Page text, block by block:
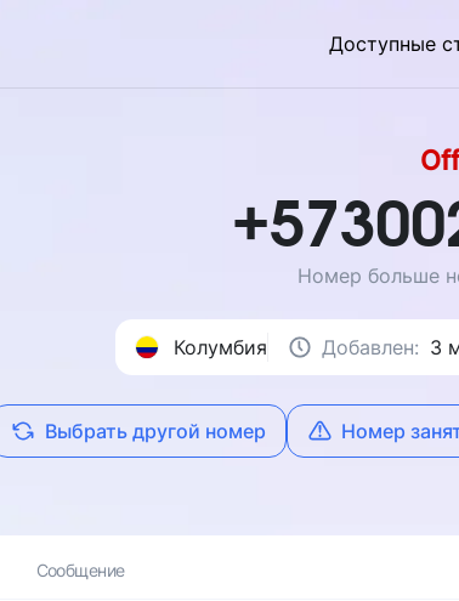
Доступные
Номер больше
Колумбия Добавлен: 3
Выбрать другой номер Номер